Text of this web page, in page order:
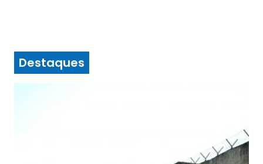
Destaques